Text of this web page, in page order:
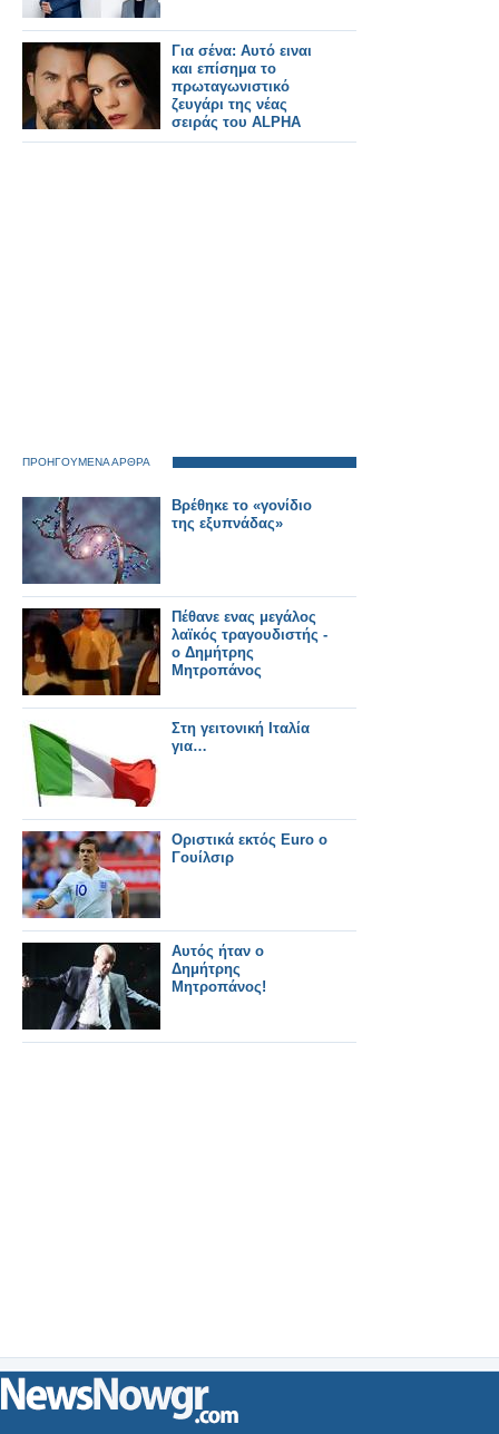
Για σένα: Αυτό ειναι
και επίσημα το
πρωταγωνιστικό
ζευγάρι της νέας
σειράς του ALPHA
ΠΡΟΗΓΟΥΜΕΝΑ ΑΡΘΡΑ
Βρέθηκε το «γονίδιο
της εξυπνάδας»
Πέθανε ενας μεγάλος
λαϊκός τραγουδιστής -
ο Δημήτρης
Μητροπάνος
Στη γειτονική Ιταλία
για…
Οριστικά εκτός Euro ο
Γουίλσιρ
Αυτός ήταν ο
Δημήτρης
Μητροπάνος!